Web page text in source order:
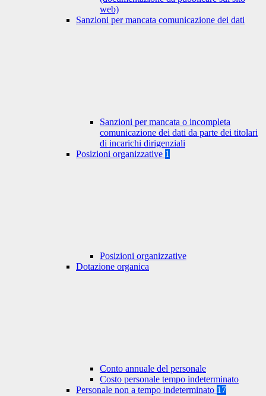
web)
Sanzioni per mancata comunicazione dei dati
Sanzioni per mancata o incompleta
comunicazione dei dati da parte dei titolari
di incarichi dirigenziali
Posizioni organizzative 1
Posizioni organizzative
Dotazione organica
Conto annuale del personale
Costo personale tempo indeterminato
Personale non a tempo indeterminato 17